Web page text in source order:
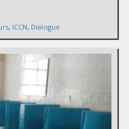
, ICCN, Dialogue